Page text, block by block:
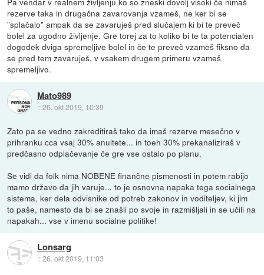
rezerve taka in drugačna zavarovanja vzameš, ne ker bi se
"splačalo" ampak da se zavaruješ pred slučajem ki bi te preveč
bolel za ugodno življenje. Gre torej za to koliko bi te ta potencialen
dogodek dviga spremeljive bolel in če te preveč vzameš fiksno da
se pred tem zavaruješ, v vsakem drugem primeru vzameš
spremeljivo.
Mato989
::26. okt 2019, 10:39
Zato pa se vedno zakreditiraš tako da imaš rezerve mesečno v
prihranku cca vsaj 30% anuitete... in toeh 30% prekanaliziraš v
predčasno odplačevanje če gre vse ostalo po planu.
Se vidi da folk nima NOBENE finančne pismenosti in potem rabijo
mamo državo da jih varuje... to je osnovna napaka tega socialnega
sistema, ker dela odvisnike od potreb zakonov in voditeljev, ki jim
to paše, namesto da bi se znašli po svoje in razmišljali in se učili na
napakah... vse v imenu socialne politike!
Lonsarg
::26. okt 2019, 11:03